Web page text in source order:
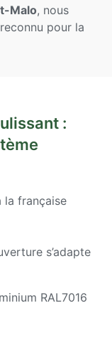
Malo, nous
pour la
:
s’adapte